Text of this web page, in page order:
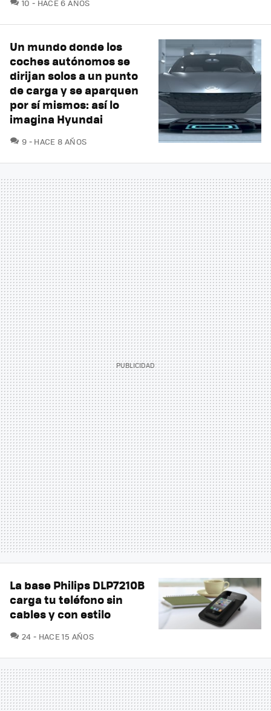
10 HACE 6 AÑOS
Un mundo donde los
coches autónomos se
dirijan solos a un punto
de carga y se aparquen
por sí mismos: así lo
imagina Hyundai
9 COMENTARIOS
HACE 8 AÑOS
La base Philips DLP7210B
carga tu teléfono sin
cables y con estilo
24 COMENTARIOS
HACE 15 AÑOS